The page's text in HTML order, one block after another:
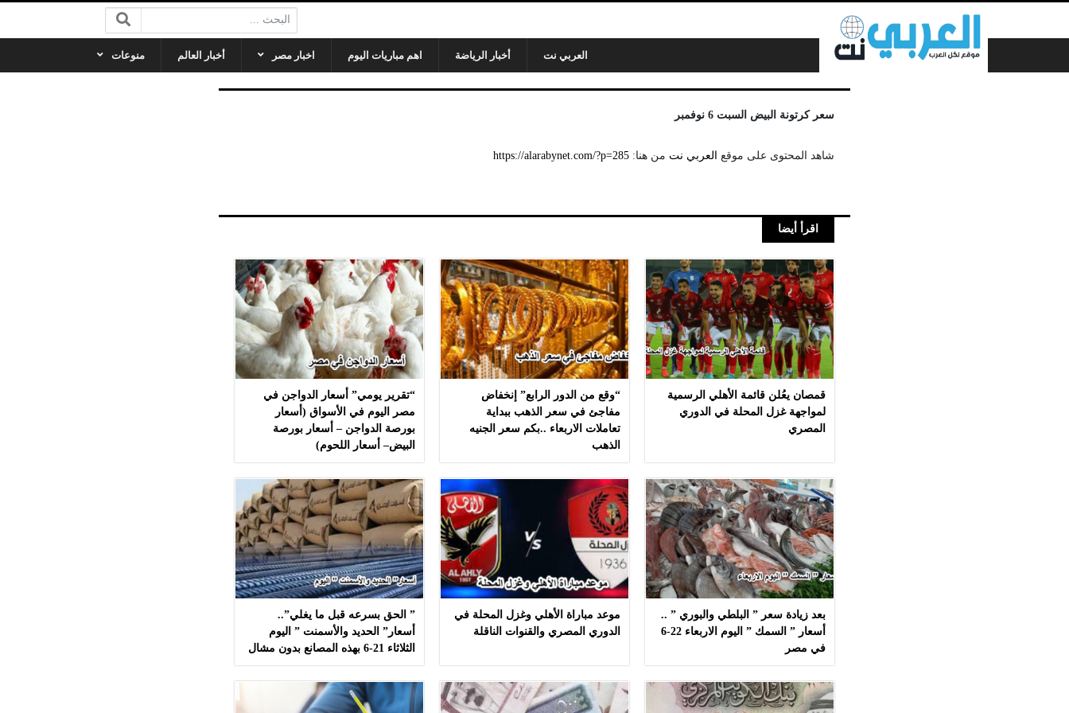
البحث:
العربي نت أخبار الرياضة اهم مباريات اليوم اخبار مصر أخبار العالم منوعات
سعر كرتونة البيض السبت 6 نوفمبر
شاهد المحتوى على موقع العربي نت من هنا: https://alarabynet.com/?p=285
اقرأ أيضا
قمصان يعُلن قائمة الأهلي الرسمية
لمواجهة غزل المحلة في الدوري
المصري
“وقع من الدور الرابع” إنخفاض
مفاجئ في سعر الذهب ببداية
تعاملات الاربعاء ..بكم سعر الجنيه
الذهب
“تقرير يومي” أسعار الدواجن في
مصر اليوم في الأسواق (أسعار
بورصة الدواجن – أسعار بورصة
البيض– أسعار اللحوم)
بعد زيادة سعر ” البلطي والبوري ” ..
أسعار ” السمك ” اليوم الاربعاء 22-6
في مصر
موعد مباراة الأهلي وغزل المحلة في
الدوري المصري والقنوات الناقلة
” الحق بسرعه قبل ما يغلي”..
أسعار” الحديد والأسمنت ” اليوم
الثلاثاء 21-6 بهذه المصانع بدون مشال